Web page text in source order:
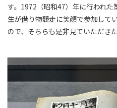
す。1972（昭和47）年に行われた
生が借り物競走に笑顔で参加して
ので、そちらも是非見ていただきた